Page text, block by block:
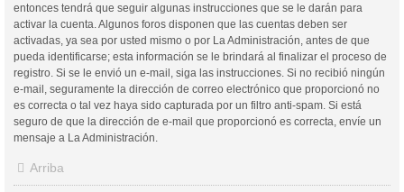
entonces tendrá que seguir algunas instrucciones que se le darán para
activar la cuenta. Algunos foros disponen que las cuentas deben ser
activadas, ya sea por usted mismo o por La Administración, antes de que
pueda identificarse; esta información se le brindará al finalizar el proceso de
registro. Si se le envió un e-mail, siga las instrucciones. Si no recibió ningún
e-mail, seguramente la dirección de correo electrónico que proporcionó no
es correcta o tal vez haya sido capturada por un filtro anti-spam. Si está
seguro de que la dirección de e-mail que proporcionó es correcta, envíe un
mensaje a La Administración.
Arriba